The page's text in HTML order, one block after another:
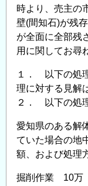
時より、売主の
壁(間知石)が残
が全面に全部残
用に関してお尋
１． 以下の処
理に対する見解
２． 以下の処
愛知県のある解
ていた場合の地
額、および処理
掘削作業 10万